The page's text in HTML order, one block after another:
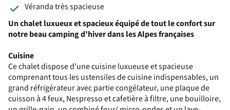
Véranda très spacieuse
Un chalet luxueux et spacieux équipé de tout le confort sur
notre beau camping d’hiver dans les Alpes françaises
Cuisine
Ce chalet dispose d’une cuisine luxueuse et spacieuse
comprenant tous les ustensiles de cuisine indispensables, un
grand réfrigérateur avec partie congélateur, une plaque de
cuisson à 4 feux, Nespresso et cafetière à filtre, une bouilloire,